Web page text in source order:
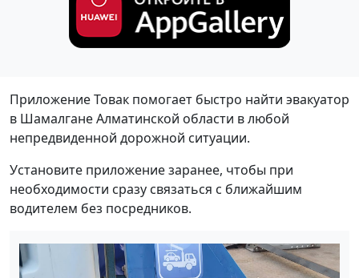
Приложение Товак помогает быстро найти эвакуатор
в Шамалгане Алматинской области в любой
непредвиденной дорожной ситуации.
Установите приложение заранее, чтобы при
необходимости сразу связаться с ближайшим
водителем без посредников.